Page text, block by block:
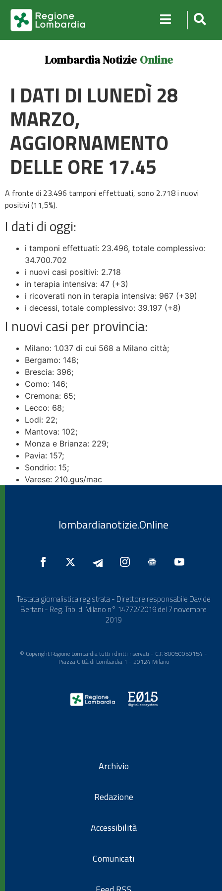
Lombardia Notizie Online
I DATI DI LUNEDÌ 28
MARZO,
AGGIORNAMENTO
DELLE ORE 17.45
A fronte di 23.496 tamponi effettuati, sono 2.718 i nuovi
positivi (11,5%).
I dati di oggi:
i tamponi effettuati: 23.496, totale complessivo:
34.700.702
i nuovi casi positivi: 2.718
in terapia intensiva: 47 (+3)
i ricoverati non in terapia intensiva: 967 (+39)
i decessi, totale complessivo: 39.197 (+8)
I nuovi casi per provincia:
Milano: 1.037 di cui 568 a Milano città;
Bergamo: 148;
Brescia: 396;
Como: 146;
Cremona: 65;
Lecco: 68;
Lodi: 22;
Mantova: 102;
Monza e Brianza: 229;
Pavia: 157;
Sondrio: 15;
Varese: 210.gus/mac
lombardianotizie.Online
Testata giornalistica registrata - Direttore responsabile Davide
Bertani - Reg. Trib. di Milano n° 14772/2019 del 7 novembre
2019
© Copyright Regione Lombardia tutti i diritti riservati - C.F. 80050050154 -
Piazza Città di Lombardia 1 - 20124 Milano
Archivio
Redazione
Accessibilità
Comunicati